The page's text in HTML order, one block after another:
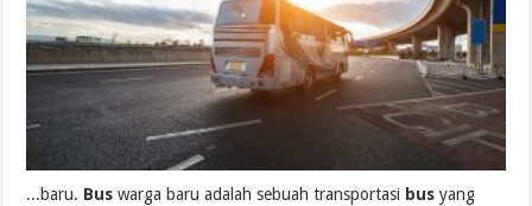
...baru. Bus warga baru adalah sebuah transportasi bus yang